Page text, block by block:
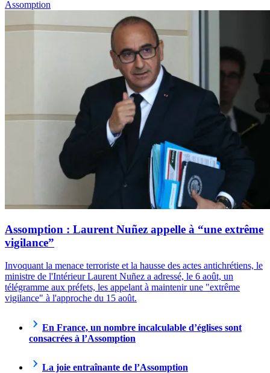
Assomption
Assomption : Laurent Nuñez appelle à “une extrême
vigilance”
Invoquant la menace terroriste et la hausse des actes antichrétiens, le
ministre de l'Intérieur Laurent Nuñez a adressé, le 6 août, un
télégramme aux préfets, les appelant à maintenir une "extrême
vigilance" à l'approche du 15 août.
En France, un nombre incalculable d’églises sont
consacrées à l’Assomption
La joie entraînante de l’Assomption